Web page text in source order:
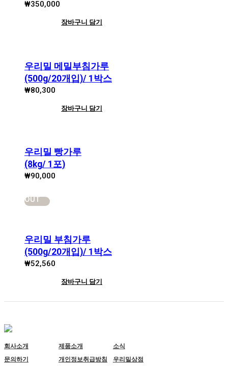
₩350,000
장바구니 담기
우리밀 메밀부침가루
(500g/20개입)/ 1박스
₩80,300
장바구니 담기
우리밀 빵가루
(8kg/ 1포)
₩90,000
OUT
우리밀 부침가루
(500g/20개입)/ 1박스
₩52,560
장바구니 담기
회사소개 제품소개
소식
문의하기
개인정보취급방침 우리밀상점